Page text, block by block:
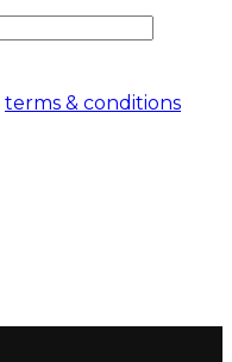
terms & conditions